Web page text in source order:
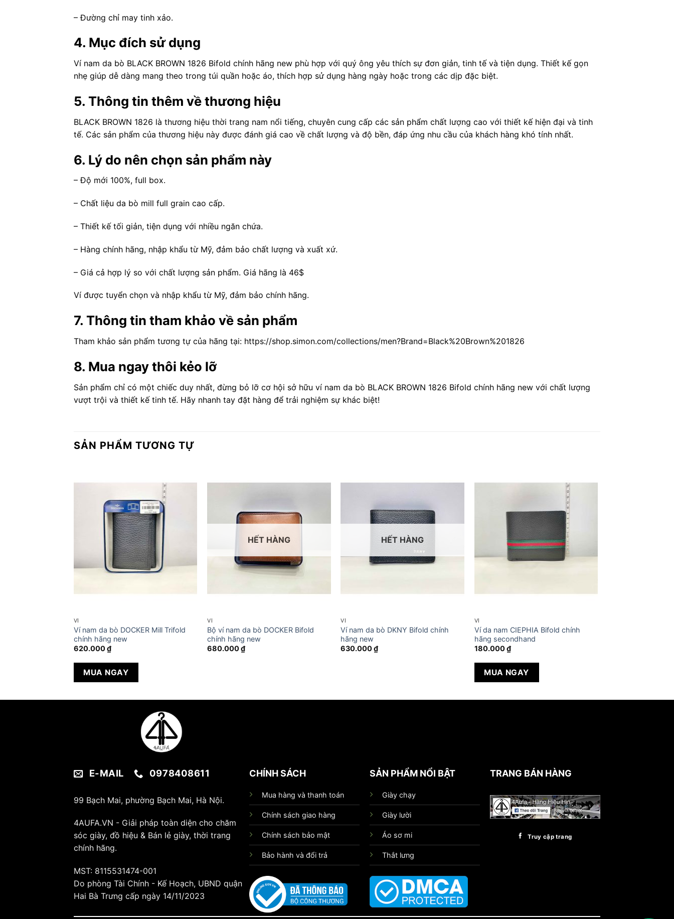
– Đường chỉ may tinh xảo.
4. Mục đích sử dụng
Ví nam da bò BLACK BROWN 1826 Bifold chính hãng new phù hợp với quý ông yêu thích sự đơn giản, tinh tế và tiện dụng. Thiết kế gọn
nhẹ giúp dễ dàng mang theo trong túi quần hoặc áo, thích hợp sử dụng hàng ngày hoặc trong các dịp đặc biệt.
5. Thông tin thêm về thương hiệu
BLACK BROWN 1826 là thương hiệu thời trang nam nổi tiếng, chuyên cung cấp các sản phẩm chất lượng cao với thiết kế hiện đại và tinh
tế. Các sản phẩm của thương hiệu này được đánh giá cao về chất lượng và độ bền, đáp ứng nhu cầu của khách hàng khó tính nhất.
6. Lý do nên chọn sản phẩm này
– Độ mới 100%, full box.
– Chất liệu da bò mill full grain cao cấp.
– Thiết kế tối giản, tiện dụng với nhiều ngăn chứa.
– Hàng chính hãng, nhập khẩu từ Mỹ, đảm bảo chất lượng và xuất xứ.
– Giá cả hợp lý so với chất lượng sản phẩm. Giá hãng là 46$
Ví được tuyển chọn và nhập khẩu từ Mỹ, đảm bảo chính hãng.
7. Thông tin tham khảo về sản phẩm
Tham khảo sản phẩm tương tự của hãng tại: https://shop.simon.com/collections/men?Brand=Black%20Brown%201826
8. Mua ngay thôi kẻo lỡ
Sản phẩm chỉ có một chiếc duy nhất, đừng bỏ lỡ cơ hội sở hữu ví nam da bò BLACK BROWN 1826 Bifold chính hãng new với chất lượng
vượt trội và thiết kế tinh tế. Hãy nhanh tay đặt hàng để trải nghiệm sự khác biệt!
SẢN PHẨM TƯƠNG TỰ
VÍ
Ví nam da bò DOCKER Mill Trifold
chính hãng new
620.000₫
MUA NGAY
HẾT HÀNG
VÍ
Bộ ví nam da bò DOCKER Bifold
chính hãng new
680.000₫
HẾT HÀNG
VÍ
Ví nam da bò DKNY Bifold chính
hãng new
630.000₫
VÍ
Ví da nam CIEPHIA Bifold chính
hãng secondhand
180.000₫
MUA NGAY
E-MAIL 0978408611
99 Bạch Mai, phường Bạch Mai, Hà Nội.
4AUFA.VN - Giải pháp toàn diện cho chăm
sóc giày, đồ hiệu & Bán lẻ giày, thời trang
chính hãng.
MST: 8115531474-001
Do phòng Tài Chính - Kế Hoạch, UBND quận
Hai Bà Trưng cấp ngày 14/11/2023
CHÍNH SÁCH
Mua hàng và thanh toán
Chính sách giao hàng
Chính sách bảo mật
Bảo hành và đổi trả
SẢN PHẨM NỔI BẬT
Giày chạy
Giày lười
Áo sơ mi
Thắt lưng
TRANG BÁN HÀNG
Truy cập trang